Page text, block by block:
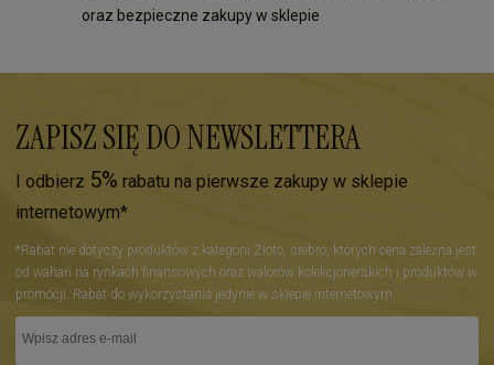
oraz bezpieczne zakupy w sklepie
ZAPISZ SIĘ DO NEWSLETTERA
I odbierz 5% rabatu na pierwsze zakupy w sklepie
internetowym*
*Rabat nie dotyczy produktów z kategorii Złoto, srebro, których cena zależna jest
od wahań na rynkach finansowych oraz walorów kolekcjonerskich i produktów w
promocji. Rabat do wykorzystania jedynie w sklepie internetowym.